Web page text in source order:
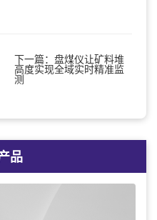
下一篇：盘煤仪让矿料堆
高度实现全域实时精准监
测
品